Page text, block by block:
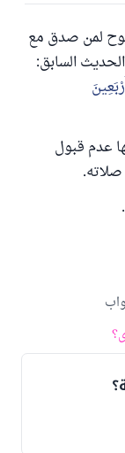
لمن صدق مع
السابق:
عدم قبول